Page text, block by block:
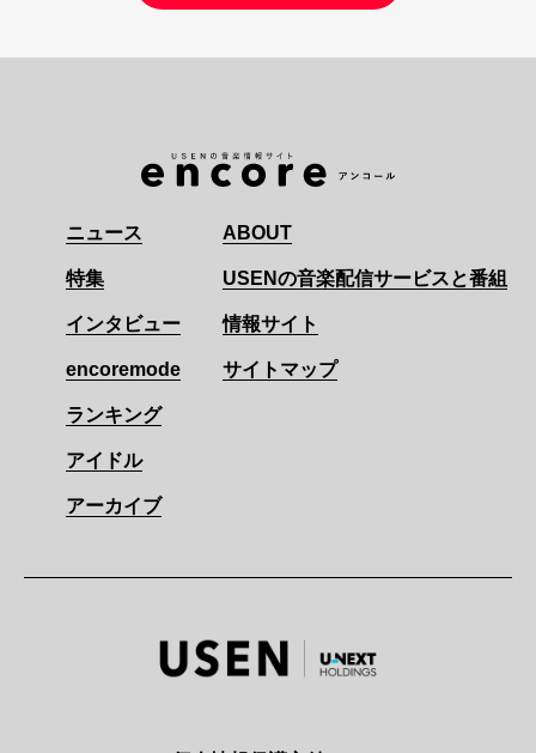
ニュース
特集
インタビュー
encoremode
ランキング
アイドル
アーカイブ
ABOUT
USENの音楽配信サービスと番組
情報サイト
サイトマップ